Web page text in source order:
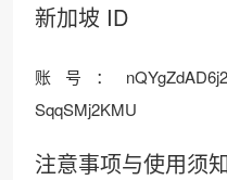
新加坡 ID
账号：
SqqSMj2KMU
注意事项与使用须